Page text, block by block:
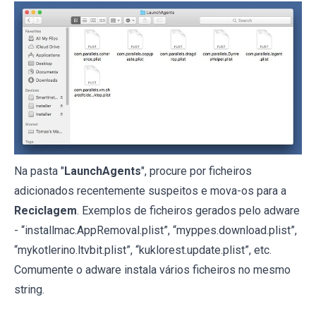
Na pasta "LaunchAgents", procure por ficheiros
adicionados recentemente suspeitos e mova-os para a
Reciclagem. Exemplos de ficheiros gerados pelo adware
- “installmac.AppRemoval.plist”, “myppes.download.plist”,
“mykotlerino.ltvbit.plist”, “kuklorest.update.plist”, etc.
Comumente o adware instala vários ficheiros no mesmo
string.